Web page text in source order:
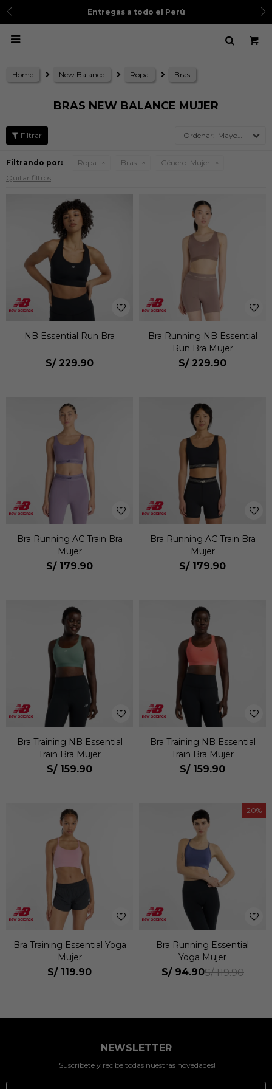
Entregas a todo el Perú

Home New Balance Ropa Bras
BRAS NEW BALANCE MUJER
Mayor precio
Filtrando por: Ropa Bras Género: Mujer
Quitar filtros
NB Essential Run Bra
S/ 229.90
Bra Running NB Essential
Run Bra Mujer
S/ 229.90
Bra Running AC Train Bra
Mujer
S/ 179.90
Bra Running AC Train Bra
Mujer
S/ 179.90
Bra Training NB Essential
Train Bra Mujer
S/ 159.90
Bra Training NB Essential
Train Bra Mujer
S/ 159.90
Bra Training Essential Yoga
Mujer
S/ 119.90
20
Bra Running Essential
Yoga Mujer
S/ 94.90S/ 119.90
NEWSLETTER
¡Suscríbete y recibe todas nuestras novedades!